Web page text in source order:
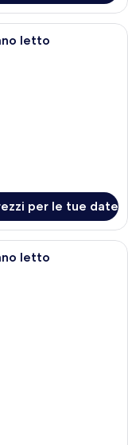
d'albergo moderna con
letto
per le tue date
d'albergo moderna con
letto